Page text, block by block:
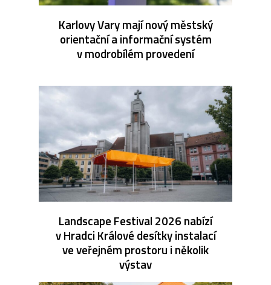
Karlovy Vary mají nový městský
orientační a informační systém
v modrobílém provedení
Landscape Festival 2026 nabízí
v Hradci Králové desítky instalací
ve veřejném prostoru i několik
výstav